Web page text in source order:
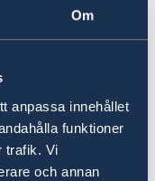
Om
anpassa innehållet
funktioner
trafik. Vi
och annan
stödjer med
av